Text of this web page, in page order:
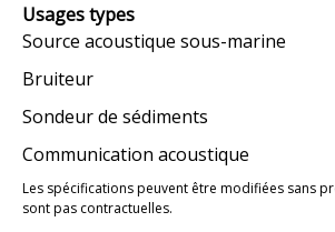
Usages types
Source acoustique sous-marine
Bruiteur
Sondeur de sédiments
Communication acoustique
Les spécifications peuvent être modifiées sans
sont pas contractuelles.